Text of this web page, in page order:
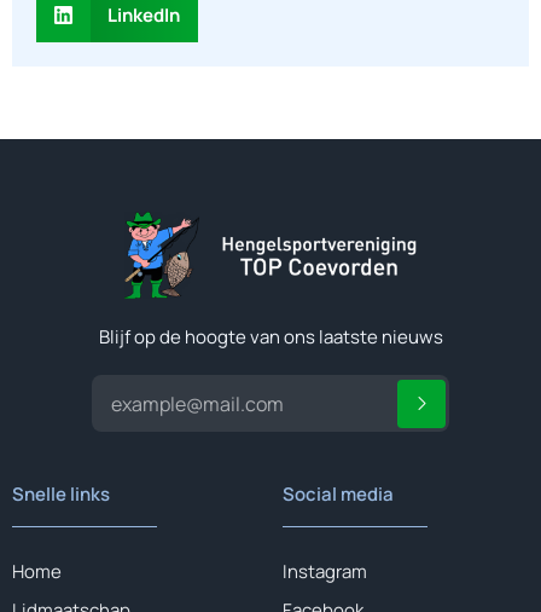
LinkedIn
Blijf op de hoogte van ons laatste nieuws
Snelle links
Home
Social media
Instagram